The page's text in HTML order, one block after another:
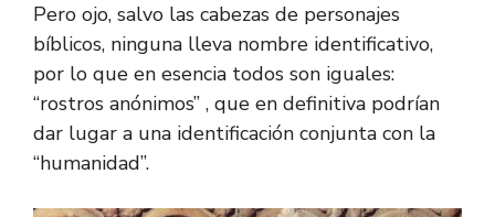
Pero ojo, salvo las cabezas de personajes
bíblicos, ninguna lleva nombre identificativo,
por lo que en esencia todos son iguales:
“rostros anónimos” , que en definitiva podrían
dar lugar a una identificación conjunta con la
“humanidad”.